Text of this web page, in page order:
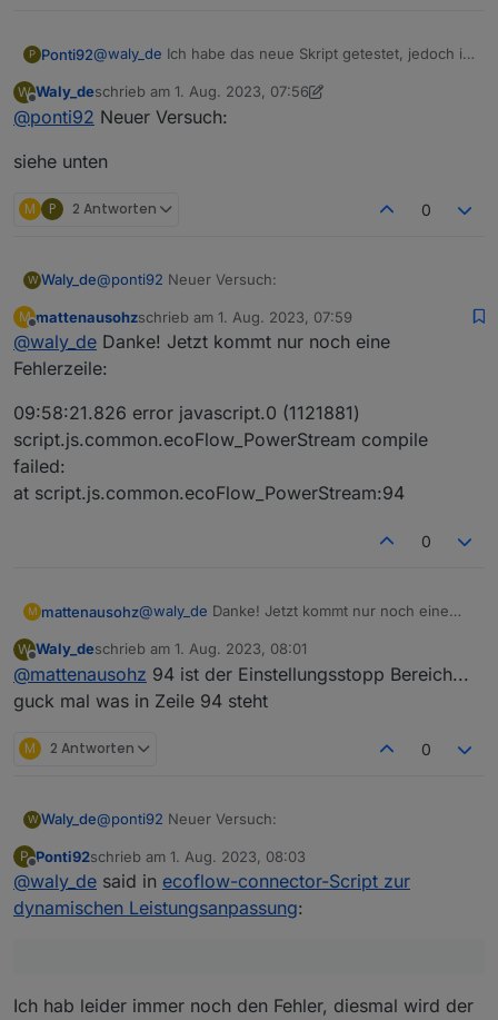
P Ponti92@waly_de Ich habe das neue Skript getestet, jedoch ist
Diesmal habe ich das debug flag auf
vielleicht sagt dir das dann mehr:
09:18:19.601	info	javascript.0 (1330)
09:18:19.654	error	javascript.0 (1330)
diesen TypeError..
im log ist die richtige Seriennummer schon vorhanden.
W
Offline
Waly_deschrieb am 1. Aug. 2023, 07:56
zuletzt editiert von Waly_de 8. Jan. 2023, 10:33
@ponti92 Neuer Versuch:
siehe unten
M P 2 Antworten 0
W Waly_de@ponti92 Neuer Versuch:
siehe unten
M
Offline
mattenausohzschrieb am 1. Aug. 2023, 07:59
zuletzt editiert von
@waly_de Danke! Jetzt kommt nur noch eine
Fehlerzeile:
09:58:21.826 error javascript.0 (1121881)
script.js.common.ecoFlow_PowerStream compile
failed:
at script.js.common.ecoFlow_PowerStream:94
0
M mattenausohz@waly_de Danke! Jetzt kommt nur noch eine
09:58:21.826 error javascript.0 (1121881)
script.js.common.ecoFlow_PowerStream
compile failed:
W
Offline
Waly_deschrieb am 1. Aug. 2023, 08:01
zuletzt editiert von
@mattenausohz 94 ist der Einstellungsstopp Bereich...
guck mal was in Zeile 94 steht
M 2 Antworten 0
W Waly_de@ponti92 Neuer Versuch:
siehe unten
P
Offline
Ponti92schrieb am 1. Aug. 2023, 08:03
zuletzt editiert von
@waly_de said in ecoflow-connector-Script zur
dynamischen Leistungsanpassung:
Ich hab leider immer noch den Fehler, diesmal wird der